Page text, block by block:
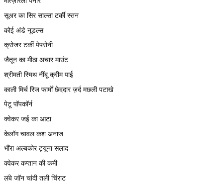
सूअर का सिर साल्सा टर्की स्तन
कोई अंडे नूडल्स
क्रोजर टर्की पेपरोनी
जैतून का मीठा अचार माउंट
श्रीमती स्मिथ नींबू क्रीम पाई
काली मिर्च रिज फार्मों छेददार ज़र्द मछली पटाखे
पेटू पॉपकॉर्न
क्वेकर जई का आटा
केलॉग चावल कश अनाज
भौंरा अल्बकोर ट्यूना सलाद
क्वेकर कप्तान की कमी
लंबे जॉन चांदी तली चिंराट